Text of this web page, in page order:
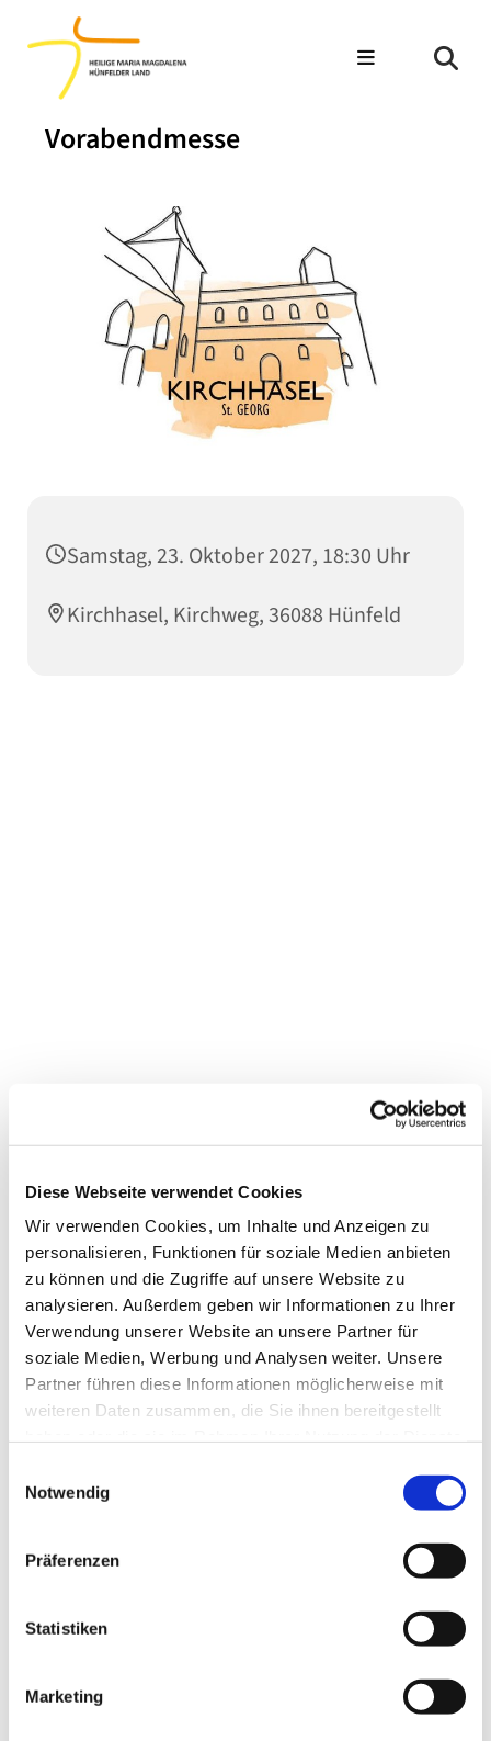
Diese Webseite verwendet Cookies
Wir verwenden Cookies, um Inhalte und Anzeigen zu
personalisieren, Funktionen für soziale Medien anbieten
zu können und die Zugriffe auf unsere Website zu
analysieren. Außerdem geben wir Informationen zu Ihrer
Verwendung unserer Website an unsere Partner für
soziale Medien, Werbung und Analysen weiter. Unsere
Partner führen diese Informationen möglicherweise mit
weiteren Daten zusammen, die Sie ihnen bereitgestellt
Notwendig
Präferenzen
Statistiken
Marketing
Vorabendmesse
Samstag, 23. Oktober 2027, 18:30 Uhr
Kirchhasel, Kirchweg, 36088 Hünfeld
interessieren